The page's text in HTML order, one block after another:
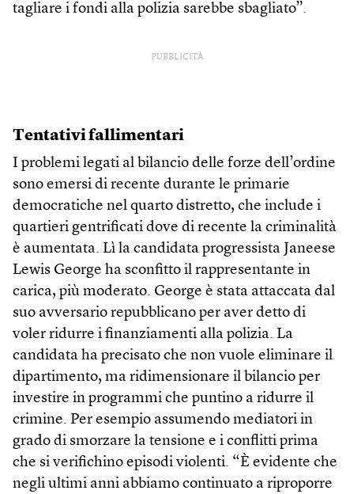
tagliare i fondi alla polizia sarebbe sbagliato”.
PUBBLICITÀ
Tentativi fallimentari
I problemi legati al bilancio delle forze dell’ordine
sono emersi di recente durante le primarie
democratiche nel quarto distretto, che include i
quartieri gentrificati dove di recente la criminalità
è aumentata. Lì la candidata progressista Janeese
Lewis George ha sconfitto il rappresentante in
carica, più moderato. George è stata attaccata dal
suo avversario repubblicano per aver detto di
voler ridurre i finanziamenti alla polizia. La
candidata ha precisato che non vuole eliminare il
dipartimento, ma ridimensionare il bilancio per
investire in programmi che puntino a ridurre il
crimine. Per esempio assumendo mediatori in
grado di smorzare la tensione e i conflitti prima
che si verifichino episodi violenti. “È evidente che
negli ultimi anni abbiamo continuato a riproporre